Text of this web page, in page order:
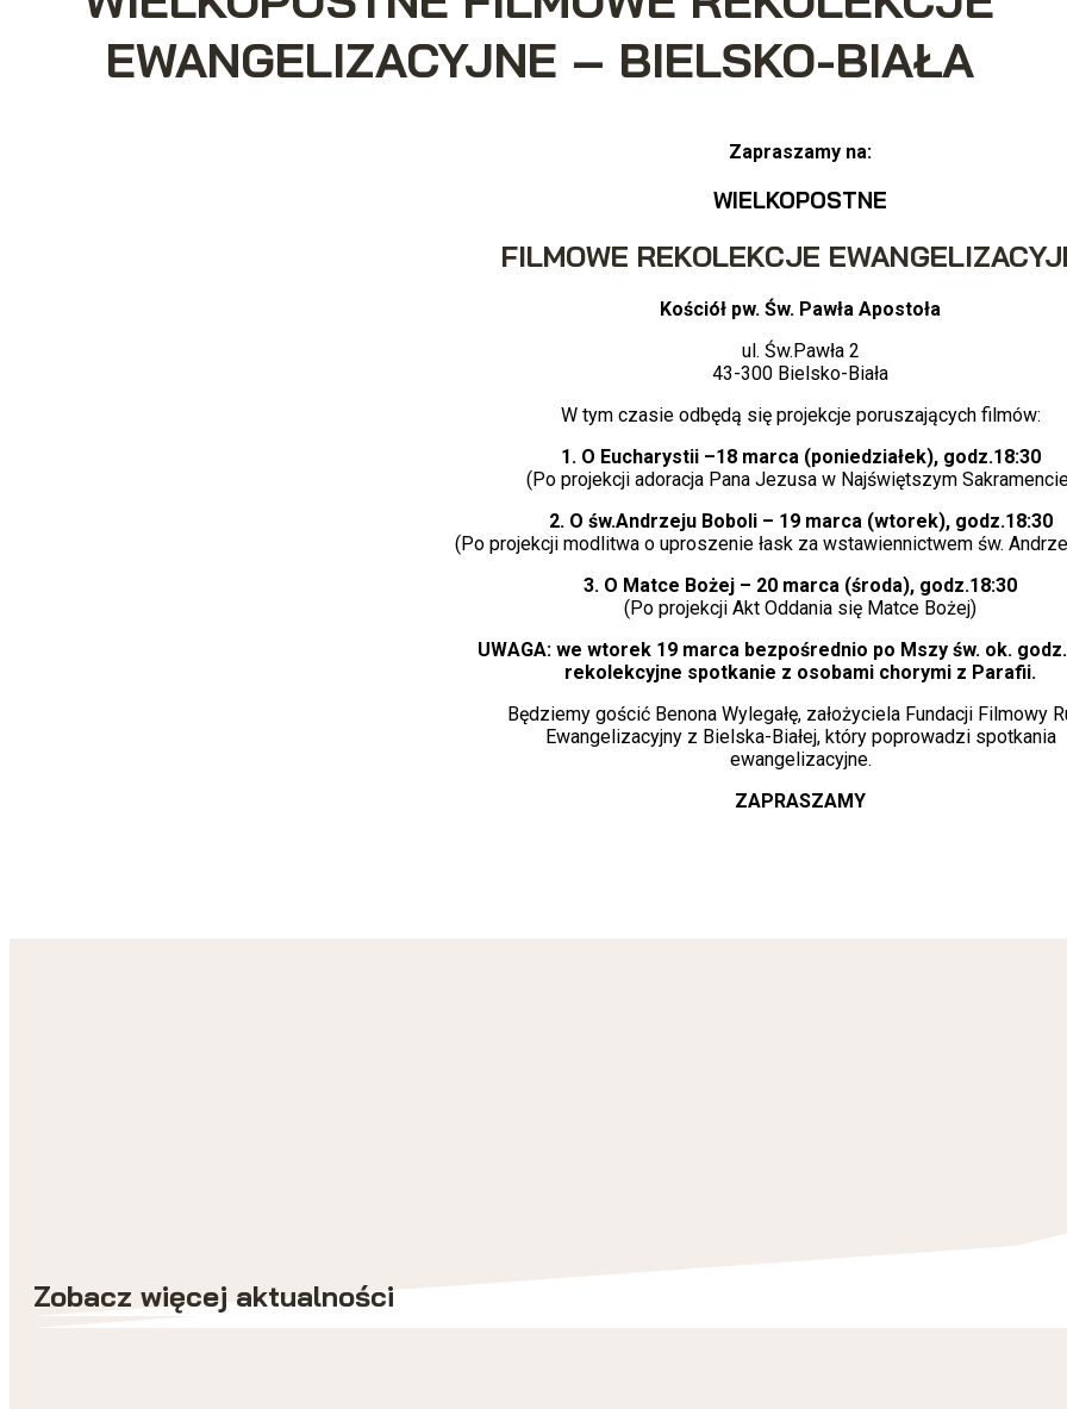
EWANGELIZACYJNE – BIELSKO-BIAŁA
Zapraszamy na:
WIELKOPOSTNE
FILMOWE REKOLEKCJE
Kościół pw. Św. Pawła Apostoła
ul. Św.Pawła 2
43-300 Bielsko-Biała
W tym czasie odbędą się projekcje poruszających filmów:
1. O Eucharystii –18 marca (poniedziałek), godz.18:30
(Po projekcji adoracja Pana Jezusa w Najświętszym
2. O św.Andrzeju Boboli – 19 marca (wtorek), godz.18:30
(Po projekcji modlitwa o uproszenie łask za wstawiennictwem św.
3. O Matce Bożej – 20 marca (środa), godz.18:30
(Po projekcji Akt Oddania się Matce Bożej)
UWAGA: we wtorek 19 marca bezpośrednio po Mszy św. ok.
rekolekcyjne spotkanie z osobami chorymi z Parafii.
Będziemy gościć Benona Wylegałę, założyciela Fundacji Filmowy
Ewangelizacyjny z Bielska-Białej, który poprowadzi spotkania
ewangelizacyjne.
ZAPRASZAMY
Zobacz więcej aktualności